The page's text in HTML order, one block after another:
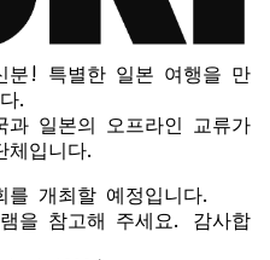
분! 특별한 일본 여행을 만
.
과 일본의 오프라인 교류가
입니다.
를 개최할 예정입니다.
을 참고해 주세요. 감사합